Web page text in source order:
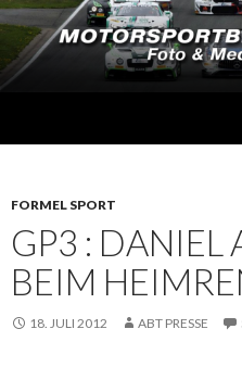
FORMEL SPORT
GP3 : DANIEL
BEIM
18. JULI 2012 ABT PRESSE